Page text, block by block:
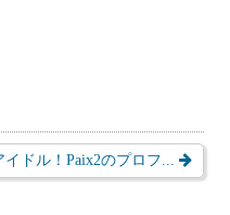
イドル！Paix2のプロフ...